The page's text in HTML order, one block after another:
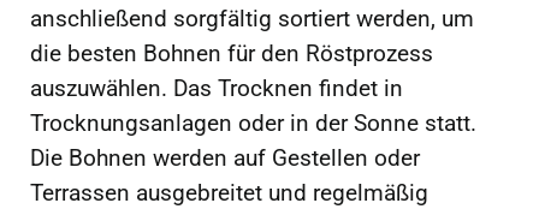
anschließend sorgfältig sortiert werden, um
die besten Bohnen für den Röstprozess
auszuwählen. Das Trocknen findet in
Trocknungsanlagen oder in der Sonne statt.
Die Bohnen werden auf Gestellen oder
Terrassen ausgebreitet und regelmäßig